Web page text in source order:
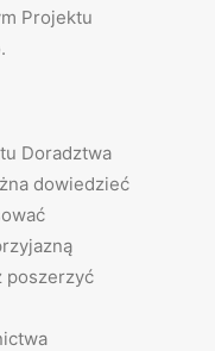
Projektu
Doradztwa
dowiedzieć
poszerzyć